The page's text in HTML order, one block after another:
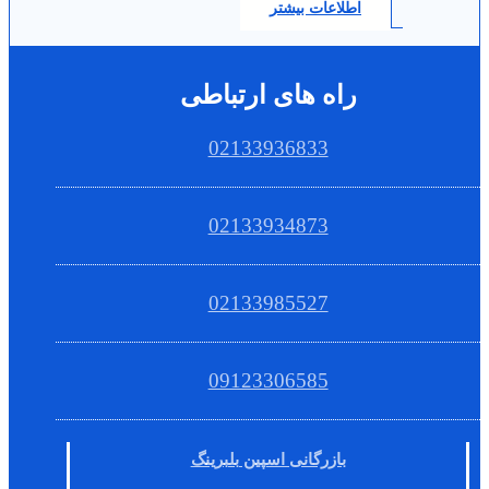
اطلاعات بیشتر
راه های ارتباطی
02133936833
02133934873
02133985527
09123306585
بازرگانی اسپین بلبرینگ